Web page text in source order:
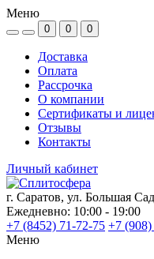
Меню
0 0 0
Доставка
Оплата
Рассрочка
О компании
Сертификаты и
Отзывы
Контакты
Личный кабинет
г. Саратов, ул. Большая
Ежедневно: 10:00 - 19:00
+7 (8452) 71-72-75 +7
Меню